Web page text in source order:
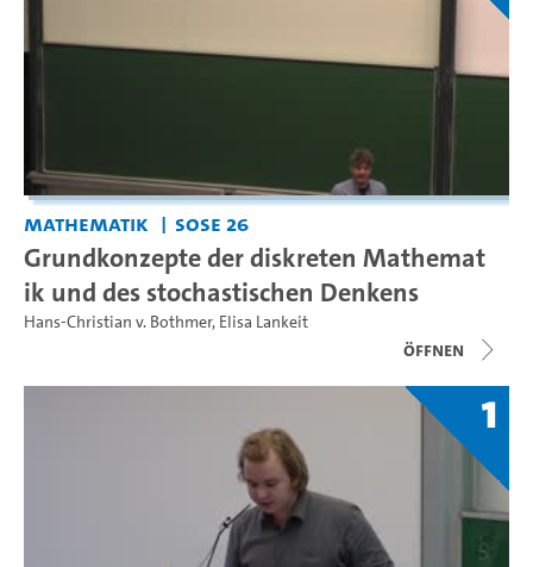
Mathematik SoSe 26
Grundkonzepte der diskreten Mathemat
ik und des stochastischen Denkens
Hans-Christian v. Bothmer, Elisa Lankeit
Öffnen
1